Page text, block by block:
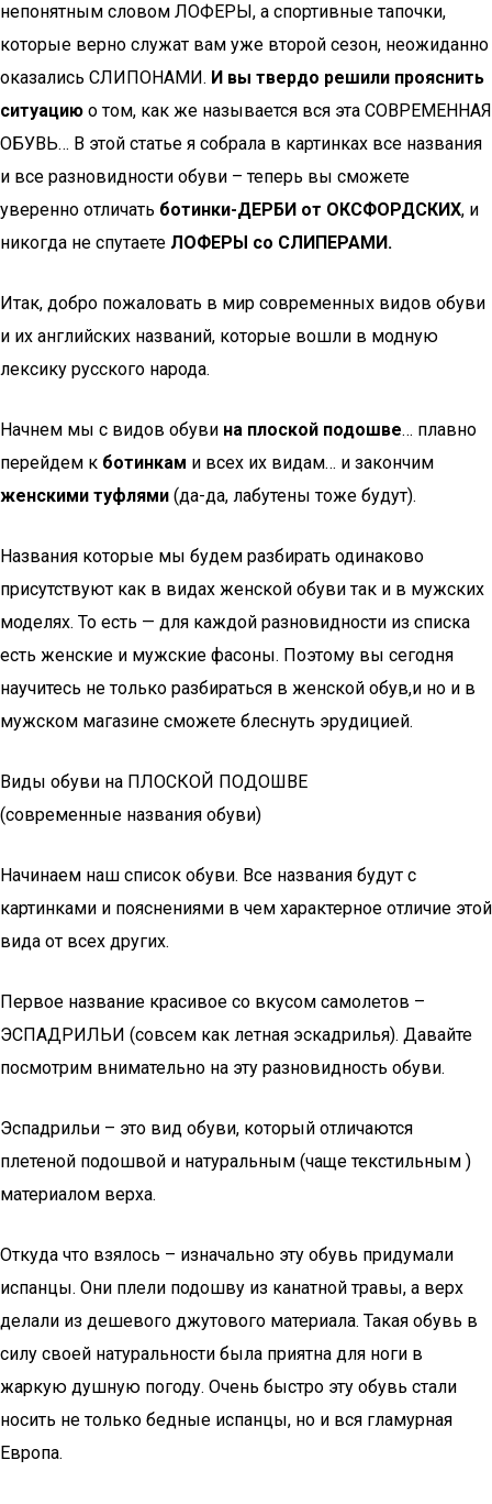
непонятным словом ЛОФЕРЫ, а спортивные тапочки,
которые верно служат вам уже второй сезон, неожиданно
оказались СЛИПОНАМИ. И вы твердо решили прояснить
ситуацию о том, как же называется вся эта СОВРЕМЕННАЯ
ОБУВЬ… В этой статье я собрала в картинках все названия
и все разновидности обуви – теперь вы сможете
уверенно отличать ботинки-ДЕРБИ от ОКСФОРДСКИХ, и
никогда не спутаете ЛОФЕРЫ со СЛИПЕРАМИ.
Итак, добро пожаловать в мир современных видов обуви
и их английских названий, которые вошли в модную
лексику русского народа.
Начнем мы с видов обуви на плоской подошве… плавно
перейдем к ботинкам и всех их видам… и закончим
женскими туфлями (да-да, лабутены тоже будут).
Названия которые мы будем разбирать одинаково
присутствуют как в видах женской обуви так и в мужских
моделях. То есть — для каждой разновидности из списка
есть женские и мужские фасоны. Поэтому вы сегодня
научитесь не только разбираться в женской обув,и но и в
мужском магазине сможете блеснуть эрудицией.
Виды обуви на ПЛОСКОЙ ПОДОШВЕ
(современные названия обуви)
Начинаем наш список обуви. Все названия будут с
картинками и пояснениями в чем характерное отличие этой
вида от всех других.
Первое название красивое со вкусом самолетов –
ЭСПАДРИЛЬИ (совсем как летная эскадрилья). Давайте
посмотрим внимательно на эту разновидность обуви.
Эспадрильи – это вид обуви, который отличаются
плетеной подошвой и натуральным (чаще текстильным )
материалом верха.
Откуда что взялось – изначально эту обувь придумали
испанцы. Они плели подошву из канатной травы, а верх
делали из дешевого джутового материала. Такая обувь в
силу своей натуральности была приятна для ноги в
жаркую душную погоду. Очень быстро эту обувь стали
носить не только бедные испанцы, но и вся гламурная
Европа.